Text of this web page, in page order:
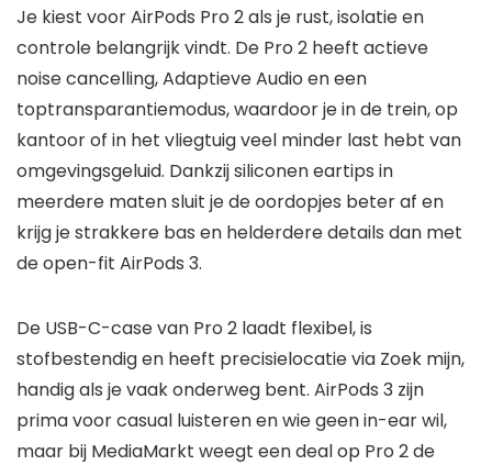
Je kiest voor AirPods Pro 2 als je rust, isolatie en
controle belangrijk vindt. De Pro 2 heeft actieve
noise cancelling, Adaptieve Audio en een
toptransparantiemodus, waardoor je in de trein, op
kantoor of in het vliegtuig veel minder last hebt van
omgevingsgeluid. Dankzij siliconen eartips in
meerdere maten sluit je de oordopjes beter af en
krijg je strakkere bas en helderdere details dan met
de open-fit AirPods 3.
De USB-C-case van Pro 2 laadt flexibel, is
stofbestendig en heeft precisielocatie via Zoek mijn,
handig als je vaak onderweg bent. AirPods 3 zijn
prima voor casual luisteren en wie geen in-ear wil,
maar bij MediaMarkt weegt een deal op Pro 2 de